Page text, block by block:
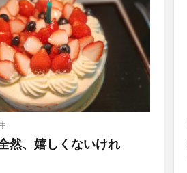
然、嬉しくないけれ